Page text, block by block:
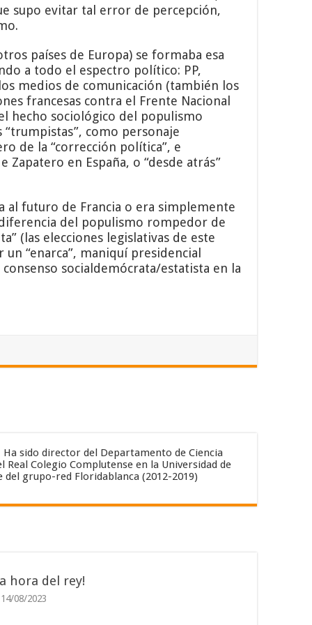
supo evitar tal error de percepción,
países de Europa) se formaba esa
a todo el espectro político: PP,
medios de comunicación (también los
francesas contra el Frente Nacional
hecho sociológico del populismo
como personaje
de la “corrección política”, e
en España, o “desde atrás”
al futuro de Francia o era simplemente
del populismo rompedor de
(las elecciones legislativas de este
“enarca”, maniquí presidencial
socialdemócrata/estatista en la
sido director del Departamento de Ciencia
Colegio Complutense en la Universidad de
grupo-red Floridablanca (2012-2019)
hora del rey!
14/08/2023